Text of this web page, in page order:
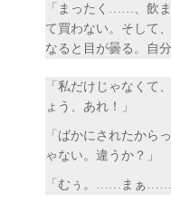
「まったく……、飲
て買わない。そして
なると目が曇る。自
「私だけじゃなくて
ょう、あれ！」
「ばかにされたから
ゃない。違うか？」
「むぅ。……まぁ……